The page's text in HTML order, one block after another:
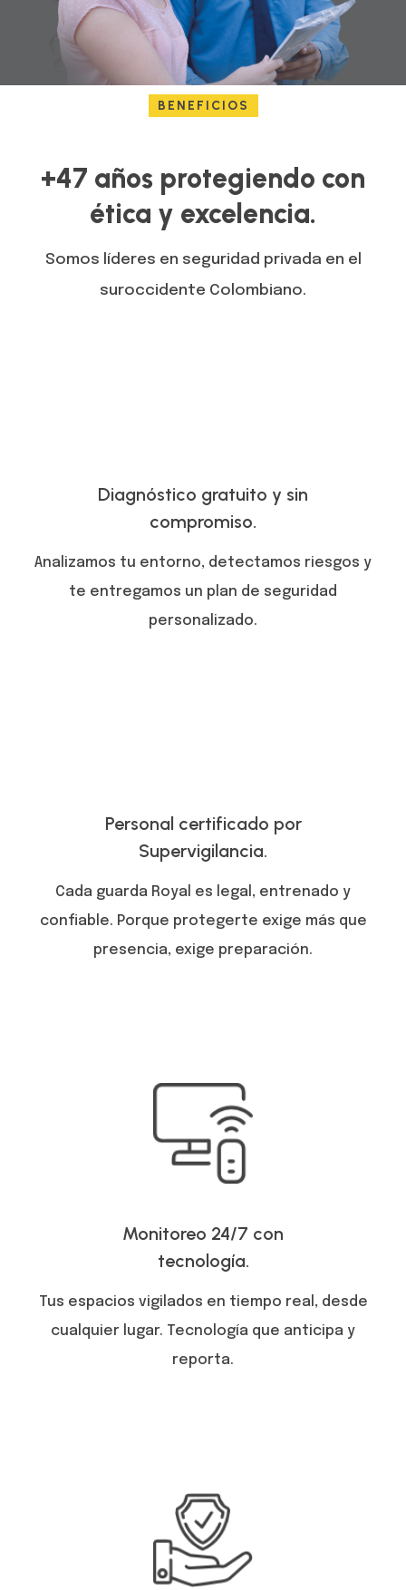
BENEFICIOS
+47 años protegiendo con
ética y excelencia.
Somos líderes en seguridad privada en el
suroccidente Colombiano.
Diagnóstico gratuito y sin
compromiso.
Analizamos tu entorno, detectamos riesgos y
te entregamos un plan de seguridad
personalizado.
Personal certificado por
Supervigilancia.
Cada guarda Royal es legal, entrenado y
confiable. Porque protegerte exige más que
presencia, exige preparación.
Monitoreo 24/7 con
tecnología.
Tus espacios vigilados en tiempo real, desde
cualquier lugar. Tecnología que anticipa y
reporta.